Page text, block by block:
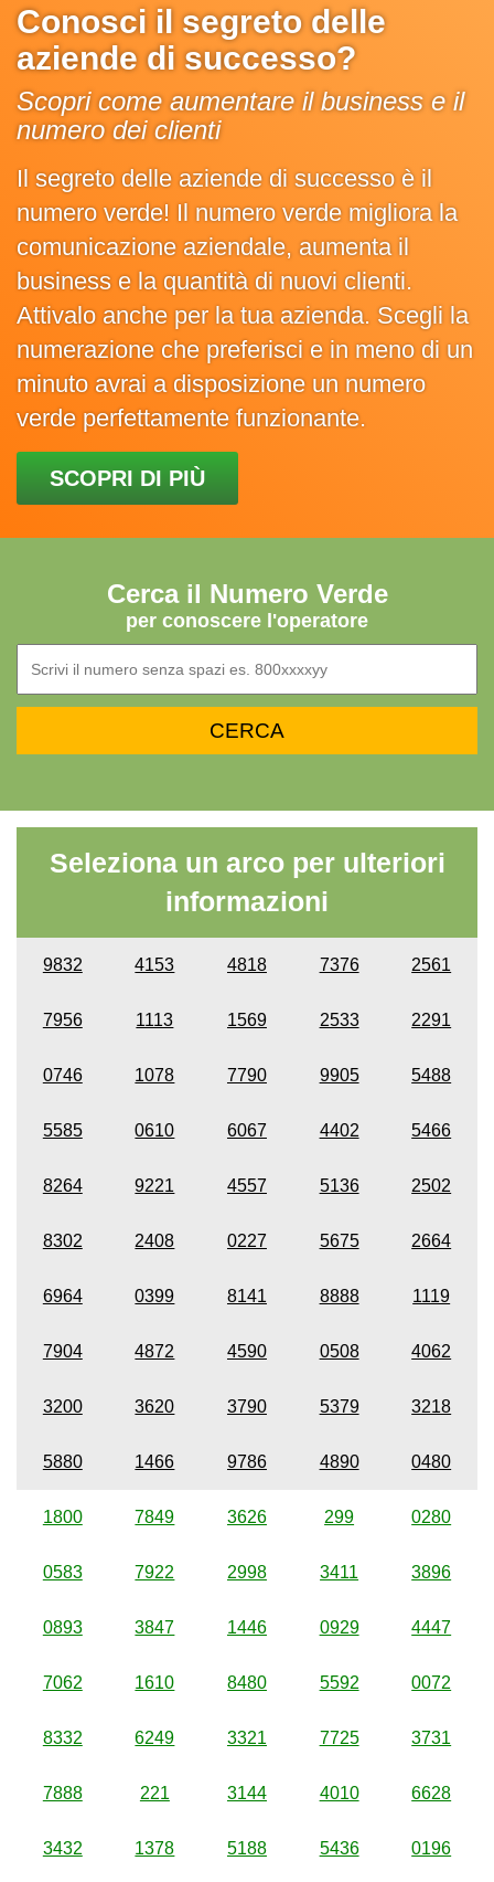
Conosci il segreto delle
aziende di successo?
Scopri come aumentare il business e il
numero dei clienti
Il segreto delle aziende di successo è il
numero verde! Il numero verde migliora la
comunicazione aziendale, aumenta il
business e la quantità di nuovi clienti.
Attivalo anche per la tua azienda. Scegli la
numerazione che preferisci e in meno di un
minuto avrai a disposizione un numero
verde perfettamente funzionante.
SCOPRI DI PIÙ
Cerca il Numero Verde
per conoscere l'operatore
Seleziona un arco per ulteriori
informazioni
9832 4153 4818 7376 2561
7956 1113 1569 2533 2291
0746 1078 7790 9905 5488
5585 0610 6067 4402 5466
8264 9221 4557 5136 2502
8302 2408 0227 5675 2664
6964 0399 8141 8888 1119
7904 4872 4590 0508 4062
3200 3620 3790 5379 3218
5880 1466 9786 4890 0480
1800 7849 3626 299 0280
0583 7922 2998 3411 3896
0893 3847 1446 0929 4447
7062 1610 8480 5592 0072
8332 6249 3321 7725 3731
7888 221 3144 4010 6628
3432 1378 5188 5436 0196